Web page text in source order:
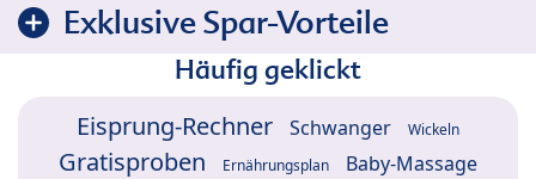
Exklusive Spar-Vorteile
Häufig geklickt
Eisprung-Rechner Schwanger Wickeln
Gratisproben Ernährungsplan Baby-Massage